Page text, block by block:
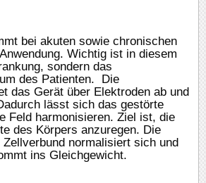
bei akuten sowie chronischen
Wichtig ist in diesem
sondern das
des Patienten. Die
das Gerät über Elektroden ab und
lässt sich das gestörte
Feld harmonisieren. Ziel ist, die
des Körpers anzuregen. Die
normalisiert sich und
ins Gleichgewicht.